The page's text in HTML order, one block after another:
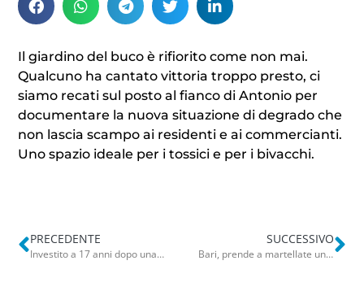
Il giardino del buco è rifiorito come non mai.
Qualcuno ha cantato vittoria troppo presto, ci
siamo recati sul posto al fianco di Antonio per
documentare la nuova situazione di degrado che
non lascia scampo ai residenti e ai commercianti.
Uno spazio ideale per i tossici e per i bivacchi.
PRECEDENTE
Investito a 17 anni dopo una festa: San Nicandro Garganico sotto choc per la morte di Giorgio Pienabarca
SUCCESSIVO
Bari, prende a martellate una suora per rubarle la pensione: pena ridotta per Oss del San Paolo dopo riabilitazione